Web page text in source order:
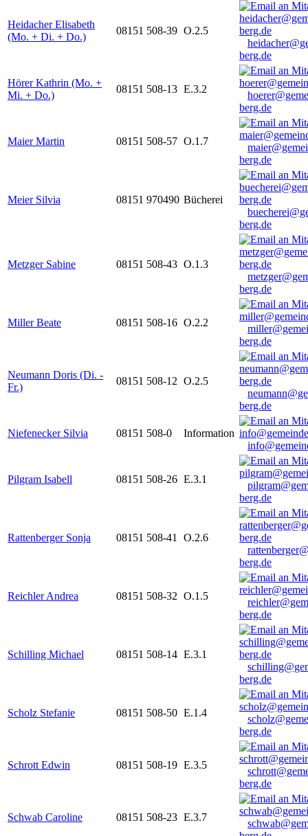
Heidacher Elisabeth
(Mo. + Di. + Do.)
08151 508-39 O.2.5
berg.de
Hörer Kathrin (Mo. +
Mi. + Do.)
08151 508-13 E.3.2
berg.de
Maier Martin 08151 508-57 O.1.7
berg.de
Meier Silvia 08151 970490 Bücherei
berg.de
Metzger Sabine 08151 508-43 O.1.3
berg.de
Miller Beate 08151 508-16 O.2.2
berg.de
Neumann Doris (Di. -
Fr.)
08151 508-12 O.2.5
berg.de
Niefenecker Silvia 08151 508-0
Information
Pilgram Isabell 08151 508-26 E.3.1
berg.de
Rattenberger Sonja 08151 508-41
O.2.6
berg.de
Reichler Andrea 08151 508-32 O.1.5
berg.de
Schilling Michael 08151 508-14 E.3.1
berg.de
Scholz Stefanie 08151 508-50 E.1.4
berg.de
Schrott Edwin 08151 508-19 E.3.5
berg.de
Schwab Caroline 08151 508-23 E.3.7